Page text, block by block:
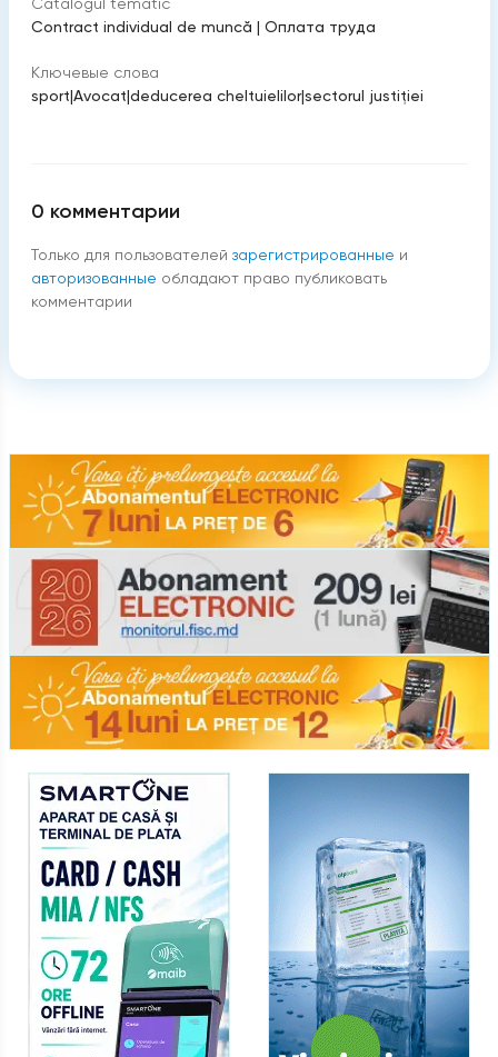
Contract individual de muncă | Оплата труда
Ключевые слова
sport|Avocat|deducerea cheltuielilor|sectorul justiției
0 комментарии
Только для пользователей зарегистрированные и
авторизованные обладают право публиковать
комментарии